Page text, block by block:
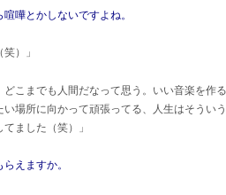
嘩とかしないですよね。
）」
こまでも人間だなって思う。いい音楽を作
場所に向かって頑張ってる、人生はそうい
ました（笑）」
えますか。